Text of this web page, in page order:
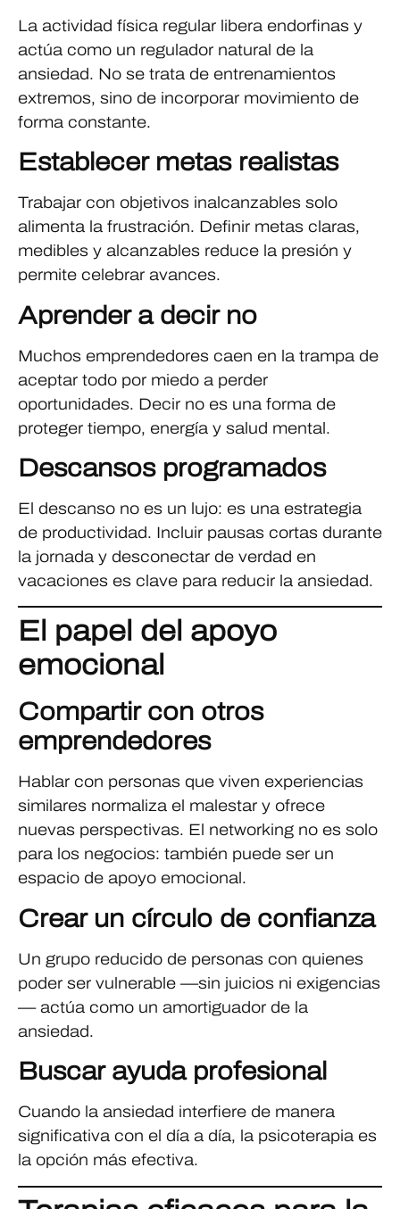
La actividad física regular libera endorfinas y
actúa como un regulador natural de la
ansiedad. No se trata de entrenamientos
extremos, sino de incorporar movimiento de
forma constante.
Establecer metas realistas
Trabajar con objetivos inalcanzables solo
alimenta la frustración. Definir metas claras,
medibles y alcanzables reduce la presión y
permite celebrar avances.
Aprender a decir no
Muchos emprendedores caen en la trampa de
aceptar todo por miedo a perder
oportunidades. Decir no es una forma de
proteger tiempo, energía y salud mental.
Descansos programados
El descanso no es un lujo: es una estrategia
de productividad. Incluir pausas cortas durante
la jornada y desconectar de verdad en
vacaciones es clave para reducir la ansiedad.
El papel del apoyo
emocional
Compartir con otros
emprendedores
Hablar con personas que viven experiencias
similares normaliza el malestar y ofrece
nuevas perspectivas. El networking no es solo
para los negocios: también puede ser un
espacio de apoyo emocional.
Crear un círculo de confianza
Un grupo reducido de personas con quienes
poder ser vulnerable —sin juicios ni exigencias
— actúa como un amortiguador de la
ansiedad.
Buscar ayuda profesional
Cuando la ansiedad interfiere de manera
significativa con el día a día, la psicoterapia es
la opción más efectiva.